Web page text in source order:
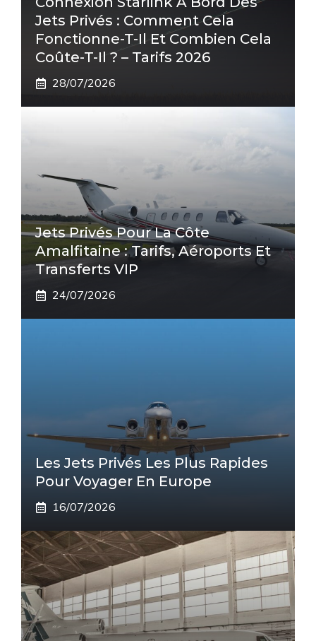
Jets Privés : Comment Cela
Fonctionne-T-Il Et Combien Cela
Coûte-T-Il ? – Tarifs 2026
28/07/2026
Jets Privés Pour La Côte
Amalfitaine : Tarifs, Aéroports Et
Transferts VIP
24/07/2026
Les Jets Privés Les Plus Rapides
Pour Voyager En Europe
16/07/2026